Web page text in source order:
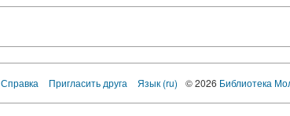
Справка Пригласить друга Язык (ru) © 2026 Библиотека